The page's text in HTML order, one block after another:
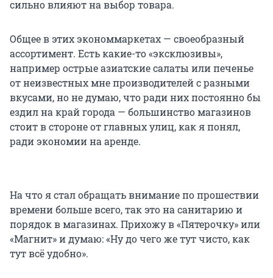
сильно влияют на выбор товара.
Общее в этих экономмаркетах — своеобразный
ассортимент. Есть какие-то «эксклюзивы»,
например острые азиатские салаты или печенье
от неизвестных мне производителей с разными
вкусами, но не думаю, что ради них постоянно бы
ездил на край города — большинство магазинов
стоит в стороне от главных улиц, как я понял,
ради экономии на аренде.
На что я стал обращать внимание по прошествии
времени больше всего, так это на санитарию и
порядок в магазинах. Прихожу в «Пятерочку» или
«Магнит» и думаю: «Ну до чего же тут чисто, как
тут всё удобно».